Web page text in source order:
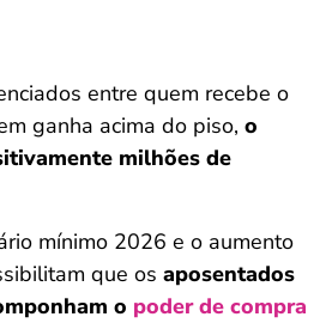
entre quem recebe o
ganha acima do piso, o
milhões de
mínimo 2026 e o aumento
que os aposentados
o poder de compra